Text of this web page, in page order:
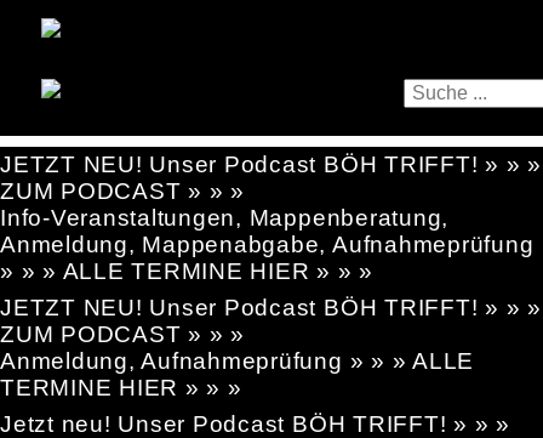
JETZT NEU! Unser Podcast BÖH TRIFFT! » » »
ZUM PODCAST » » »
Info-Veranstaltungen, Mappenberatung,
Anmeldung, Mappenabgabe, Aufnahmeprüfung
» » » ALLE TERMINE HIER » » »
JETZT NEU! Unser Podcast BÖH TRIFFT! » » »
ZUM PODCAST » » »
Anmeldung, Aufnahmeprüfung » » » ALLE
TERMINE HIER » » »
Jetzt neu! Unser Podcast BÖH TRIFFT! » » »